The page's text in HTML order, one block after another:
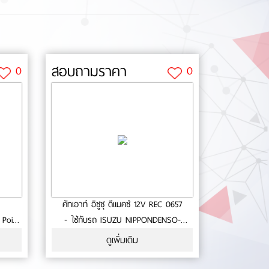
0 สอบถามราคา 0
คัทเอาท์ อิซูซุ ดีแมคซ์ 12V REC 0657
- ใช้กับรถ ISUZU NIPPONDENSO-
Voltage set point 14.5 Volt-High Side
Driver- ประกัน 6 เดือน- สินค้าคุณภาพ-
ดูเพิ่มเติม